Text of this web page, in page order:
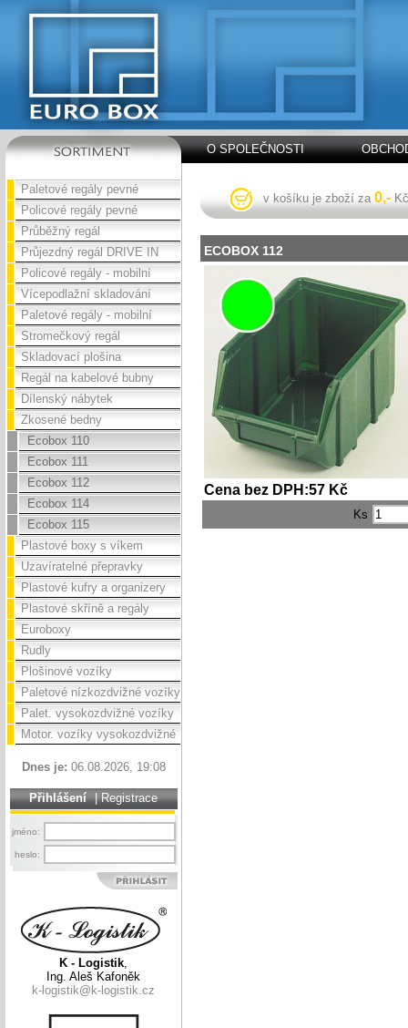
O SPOLEČNOSTI
Paletové regály pevné
Policové regály pevné
Průběžný regál
Průjezdný regál DRIVE IN
Policové regály - mobilní
Vícepodlažní skladování
Paletové regály - mobilní
Stromečkový regál
Skladovací plošina
Regál na kabelové bubny
Dílenský nábytek
Zkosené bedny
Ecobox 110
Ecobox 111
Ecobox 112
Ecobox 114
Ecobox 115
Plastové boxy s víkem
Uzavíratelné přepravky
Plastové kufry a organizery
Plastové skříně a regály
Euroboxy
Rudly
Plošinové vozíky
Paletové nízkozdvižné vozíky
Palet. vysokozdvižné vozíky
Motor. vozíky vysokozdvižné
Dnes je: 06.08.2026, 19:08
Přihlášení |Registrace
jméno:
heslo:
K - Logistik,
Ing. Aleš Kafoněk
k-logistik@k-logistik.cz
v košíku je zboží za 0,- Kč
ECOBOX 112
Cena bez DPH:57 Kč
Ks